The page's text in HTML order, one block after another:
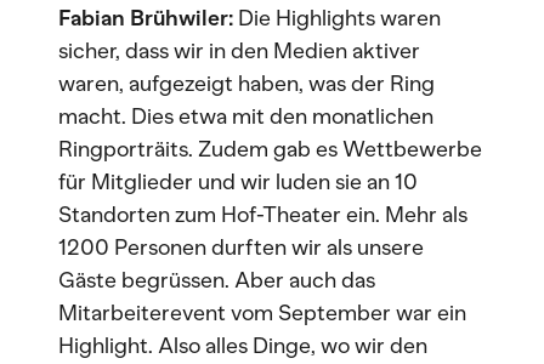
Fabian Brühwiler: Die Highlights waren
sicher, dass wir in den Medien aktiver
waren, aufgezeigt haben, was der Ring
macht. Dies etwa mit den monatlichen
Ringporträits. Zudem gab es Wettbewerbe
für Mitglieder und wir luden sie an 10
Standorten zum Hof-Theater ein. Mehr als
1200 Personen durften wir als unsere
Gäste begrüssen. Aber auch das
Mitarbeiterevent vom September war ein
Highlight. Also alles Dinge, wo wir den